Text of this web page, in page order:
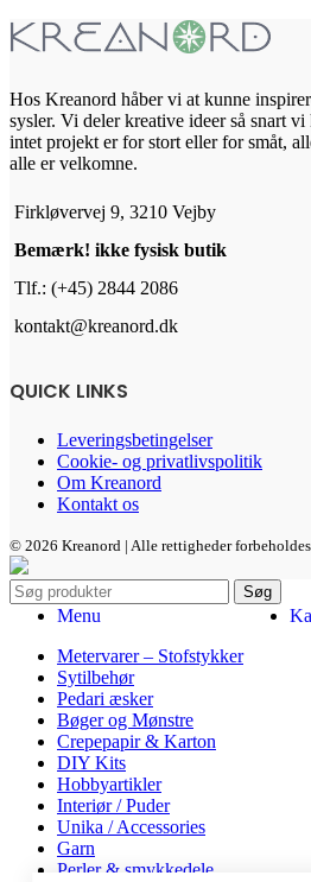
Hos Kreanord håber vi at kunne
sysler. Vi deler kreative ideer så snart
intet projekt er for stort eller for småt,
alle er velkomne.
Firkløvervej 9, 3210 Vejby
Bemærk! ikke fysisk butik
Tlf.: (+45) 2844 2086
kontakt@kreanord.dk
QUICK LINKS
Leveringsbetingelser
Cookie- og privatlivspolitik
Om Kreanord
Kontakt os
© 2026 Kreanord | Alle rettigheder
Søg
Menu
Metervarer – Stofstykker
Sytilbehør
Pedari æsker
Bøger og Mønstre
Crepepapir & Karton
DIY Kits
Hobbyartikler
Interiør / Puder
Unika / Accessories
Garn
Perler & smykkedele